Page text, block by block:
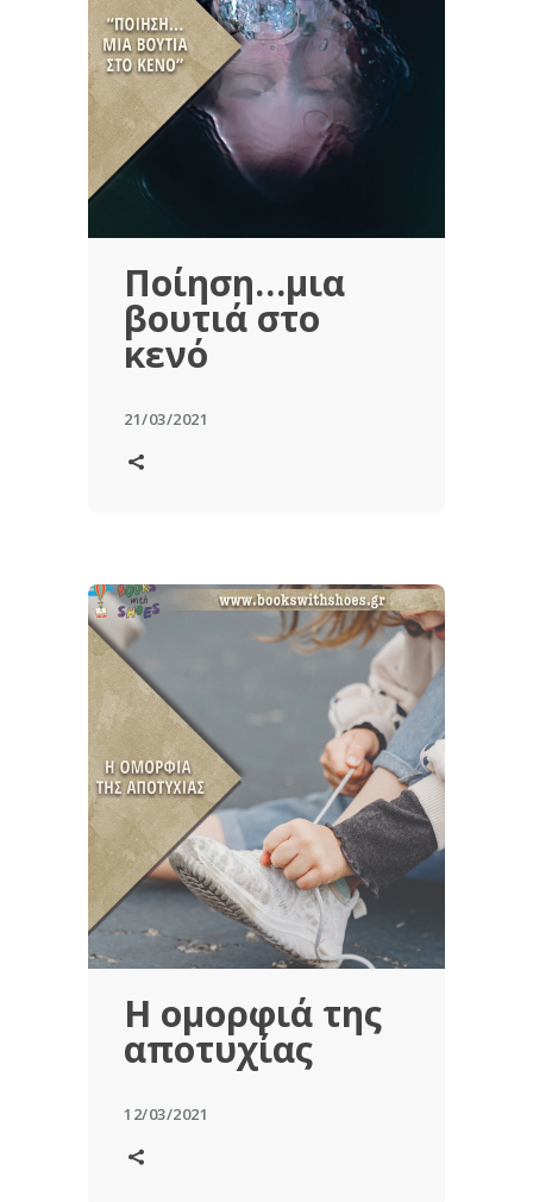
Ποίηση…μια
βουτιά στο
κενό
21/03/2021
Η ομορφιά της
αποτυχίας
12/03/2021